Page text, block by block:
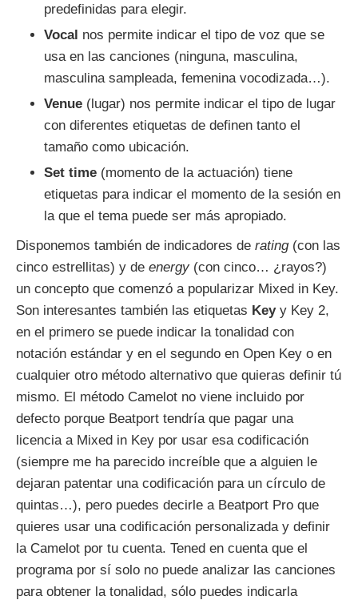
predefinidas para elegir.
Vocal nos permite indicar el tipo de voz que se
usa en las canciones (ninguna, masculina,
masculina sampleada, femenina vocodizada…).
Venue (lugar) nos permite indicar el tipo de lugar
con diferentes etiquetas de definen tanto el
tamaño como ubicación.
Set time (momento de la actuación) tiene
etiquetas para indicar el momento de la sesión en
la que el tema puede ser más apropiado.
Disponemos también de indicadores de rating(con las
cinco estrellitas) y de energy (con cinco… ¿rayos?)
un concepto que comenzó a popularizar Mixed in Key.
Son interesantes también las etiquetas Key y Key 2,
en el primero se puede indicar la tonalidad con
notación estándar y en el segundo en Open Key o en
cualquier otro método alternativo que quieras definir tú
mismo. El método Camelot no viene incluido por
defecto porque Beatport tendría que pagar una
licencia a Mixed in Key por usar esa codificación
(siempre me ha parecido increíble que a alguien le
dejaran patentar una codificación para un círculo de
quintas…), pero puedes decirle a Beatport Pro que
quieres usar una codificación personalizada y definir
la Camelot por tu cuenta. Tened en cuenta que el
programa por sí solo no puede analizar las canciones
para obtener la tonalidad, sólo puedes indicarla